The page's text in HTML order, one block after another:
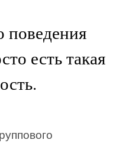
поведения
есть такая